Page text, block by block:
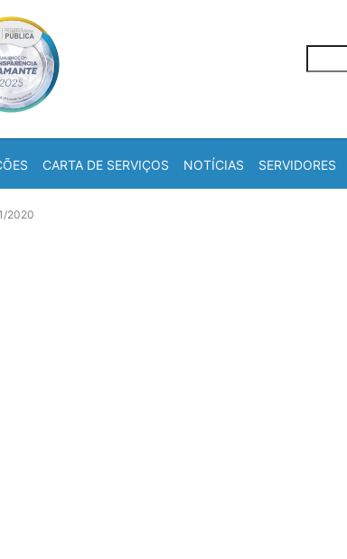
CARTA DE SERVIÇOS NOTÍCIAS SERVIDORES
2020